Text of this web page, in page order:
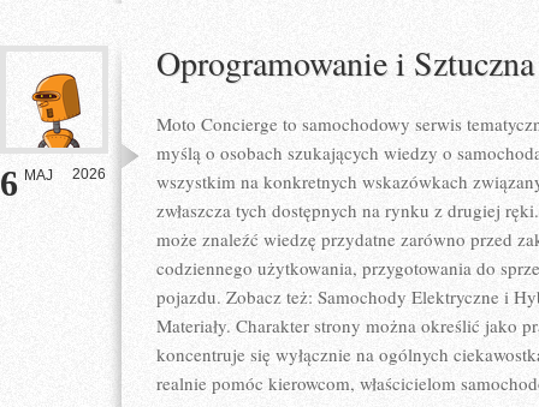
6 MAJ 2026
Oprogramowanie i
Moto Concierge to samochodowy serwis
myślą o osobach szukających wiedzy o
wszystkim na konkretnych wskazówkach
zwłaszcza tych dostępnych na rynku z drugiej
może znaleźć wiedzę przydatne zarówno przed
codziennego użytkowania, przygotowania do
pojazdu. Zobacz też: Samochody Elektryczne i
Materiały. Charakter strony można określić jako
koncentruje się wyłącznie na ogólnych
realnie pomóc kierowcom, właścicielom